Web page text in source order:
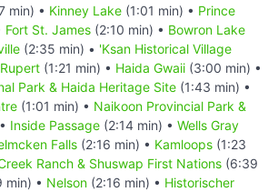
min) • Kinney Lake (1:01 min) • Prince
Fort St. James (2:10 min) • Bowron Lake
(2:35 min) • 'Ksan Historical Village
(1:21 min) • Haida Gwaii (3:00 min) •
Park & Haida Heritage Site (1:43 min) •
(1:01 min) • Naikoon Provincial Park &
Inside Passage (2:14 min) • Wells Gray
Falls (2:16 min) • Kamloops (1:23
Ranch & Shuswap First Nations (6:39
min) • Nelson (2:16 min) • Historischer